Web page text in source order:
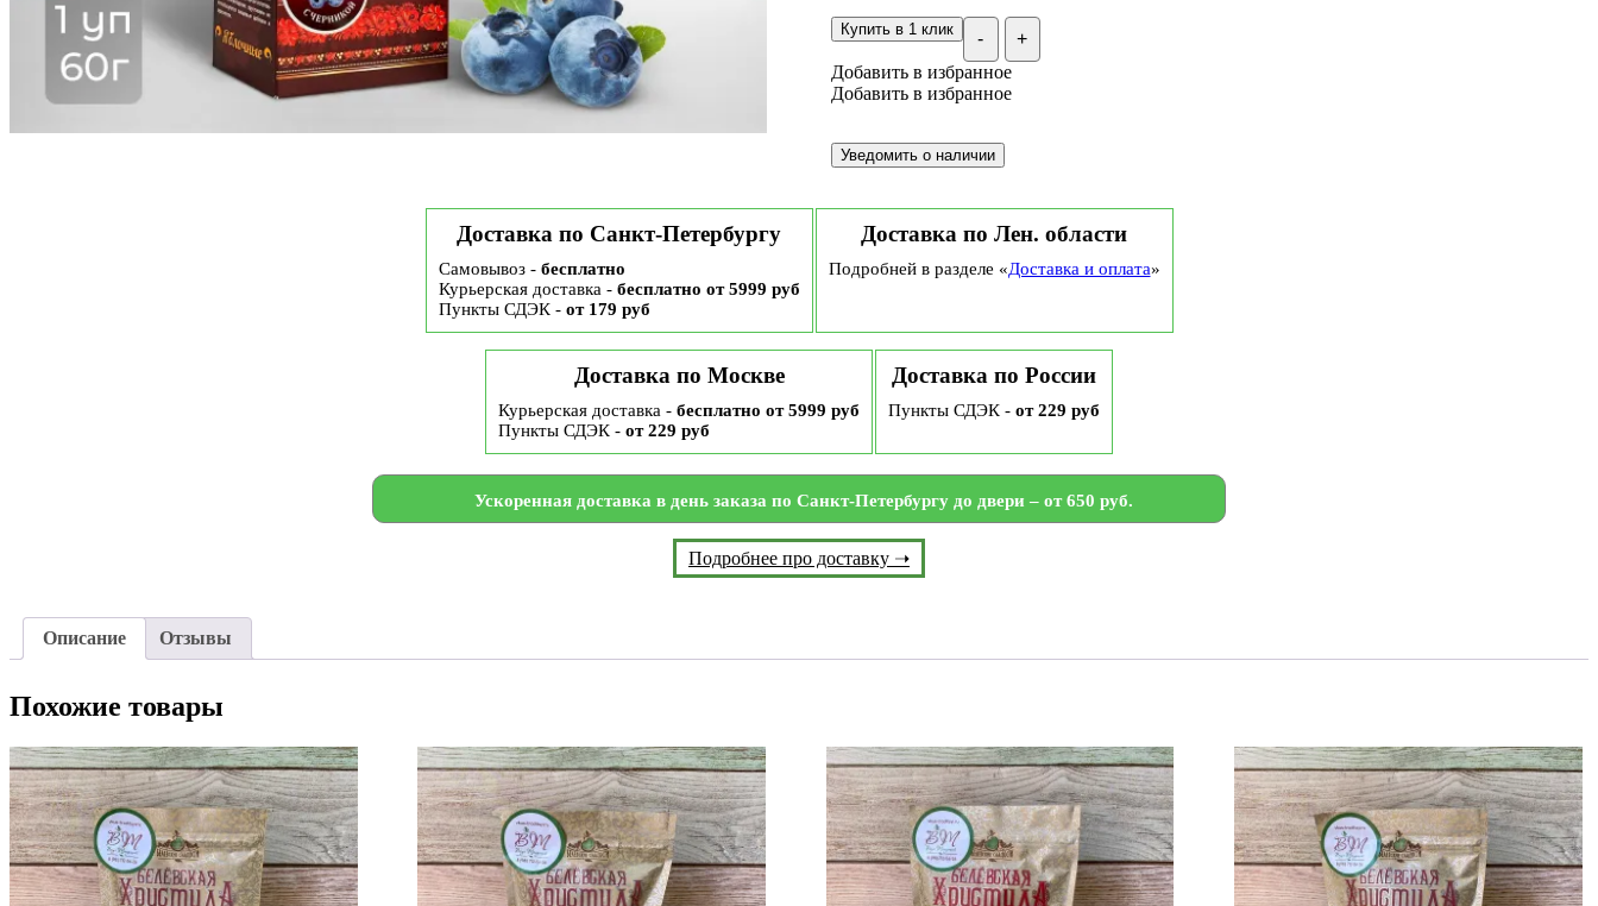
- +
Купить в 1 клик
Добавить в избранное
Добавить в избранное
Доставка по Санкт-Петербургу
Самовывоз - бесплатно
Курьерская доставка - бесплатно от 5999 руб
Пункты СДЭК - от 179 руб
Доставка по Лен. области
Подробней в разделе «Доставка и оплата»
Доставка по Москве
Курьерская доставка - бесплатно от 5999 руб
Пункты СДЭК - от 229 руб
Доставка по России
Пункты СДЭК - от 229 руб
Ускоренная доставка в день заказа по Санкт-Петербургу до двери – от 650 руб.
Подробнее про доставку ➝
Описание Отзывы
Похожие товары